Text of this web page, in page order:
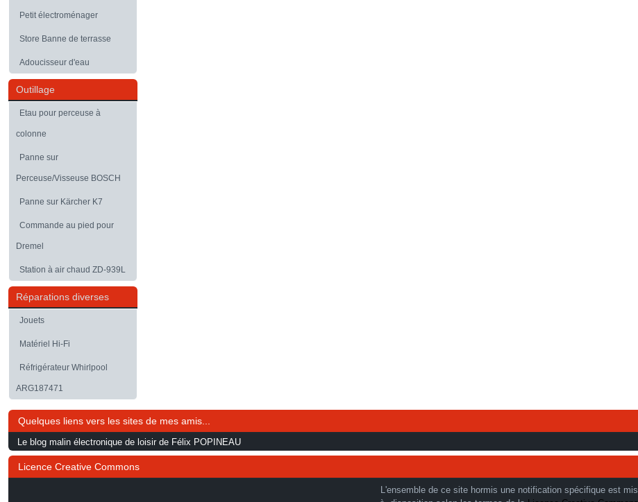
Petit électroménager
Store Banne de terrasse
Adoucisseur d'eau
Outillage
Etau pour perceuse à
colonne
Panne sur
Perceuse/Visseuse BOSCH
Panne sur Kärcher K7
Commande au pied pour
Dremel
Station à air chaud ZD-939L
Réparations diverses
Jouets
Matériel Hi-Fi
Réfrigérateur Whirlpool
ARG187471
Quelques liens vers les sites de mes amis...
Le blog malin électronique de loisir de Félix POPINEAU
Licence Creative Commons
L'ensemble de ce site hormis une notification spécifique est mis